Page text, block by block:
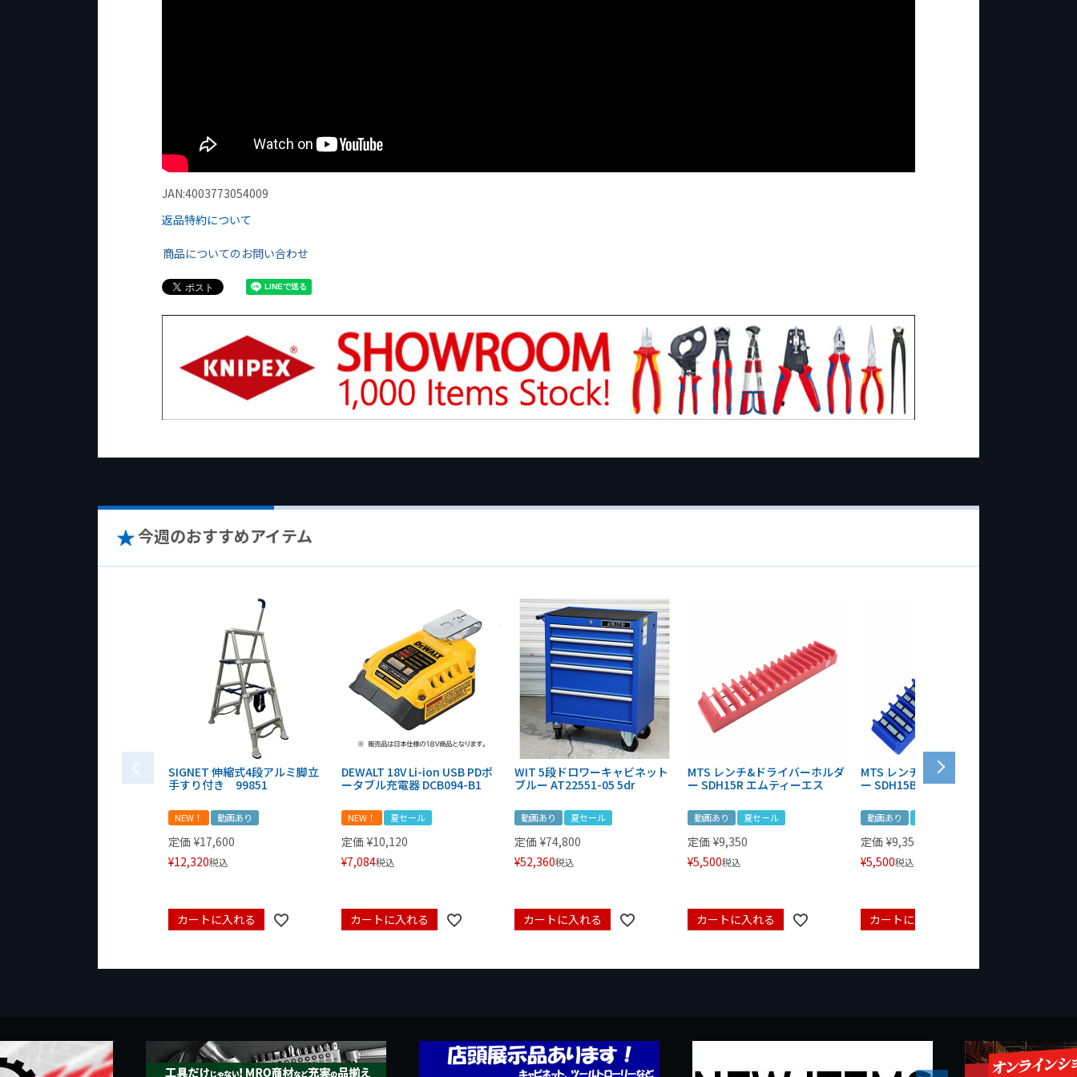
JAN:4003773054009
返品特約について
商品についてのお問い合わせ
今週のおすすめアイテム
SIGNET 伸縮式4段アルミ脚立
手すり付き 99851
NEW！ 動画あり
定価 ¥17,600
¥12,320税込
カートに入れる
DEWALT 18V Li-ion USB PDポ
ータブル充電器 DCB094-B1
NEW！ 夏セール
定価 ¥10,120
¥7,084税込
カートに入れる
WIT 5段ドロワーキャビネット
ブルー AT22551-05 5dr
動画あり 夏セール
定価 ¥74,800
¥52,360税込
カートに入れる
MTS レンチ&ドライバーホルダ
ー SDH15R エムティーエス
動画あり 夏セール
定価 ¥9,350
¥5,500税込
カートに入れる
MTS レンチ&ドライバーホルダ
ー SDH15B エムティーエス
動画あり
定価 ¥9,350
¥5,500税込
カートに入れる